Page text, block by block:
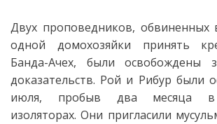
Двух проповедников, обвиненных
одной домохозяйки принять
Банда-Ачех, были освобождены
доказательств. Рой и Рибур были
июля, пробыв два месяца в
изоляторах. Они пригласили